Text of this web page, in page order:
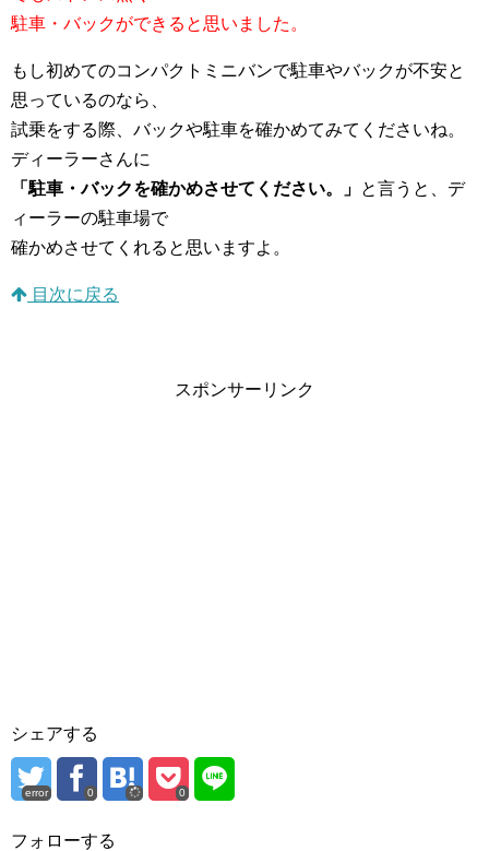
駐車・バックができると思いました。
もし初めてのコンパクトミニバンで駐車やバックが不安と
思っているのなら、
試乗をする際、バックや駐車を確かめてみてくださいね。
ディーラーさんに
「駐車・バックを確かめさせてください。」 と言うと、デ
ィーラーの駐車場で
確かめさせてくれると思いますよ。
目次に戻る
スポンサーリンク
シェアする
error 0 0
フォローする